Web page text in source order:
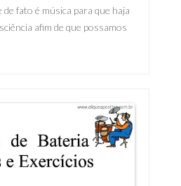
fato é música para que haja
afim de que possamos